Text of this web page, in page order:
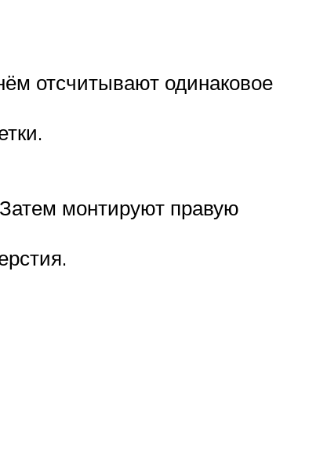
отсчитывают одинаковое
монтируют правую